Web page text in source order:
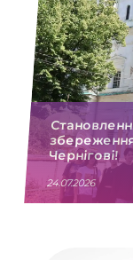
Чернігові!
24.07.2026